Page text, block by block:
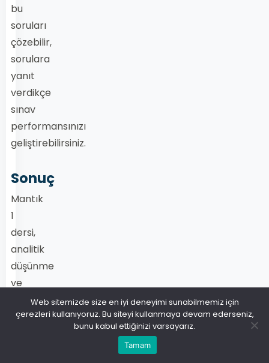
bu
soruları
çözebilir,
sorulara
yanıt
verdikçe
sınav
performansınızı
geliştirebilirsiniz.
Sonuç
Mantık
1
dersi,
analitik
düşünme
ve
mantıksal
problem
Web sitemizde size en iyi deneyimi sunabilmemiz için
çerezleri kullanıyoruz. Bu siteyi kullanmaya devam ederseniz,
bunu kabul ettiğinizi varsayarız.
Tamam